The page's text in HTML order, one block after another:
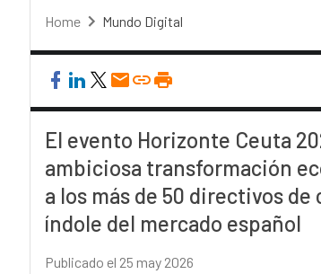
Home Mundo Digital
El evento Horizonte Ceuta
ambiciosa transformación
a los más de 50 directivos
índole del mercado español
Publicado el 25 may 2026